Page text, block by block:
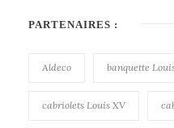
PARTENAIRES :
Aldeco banquette
cabriolets Louis XV